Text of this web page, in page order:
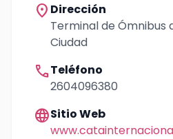
location_on Dirección
Terminal de Ómnibus
Ciudad
callTeléfono
2604096380
languageSitio Web